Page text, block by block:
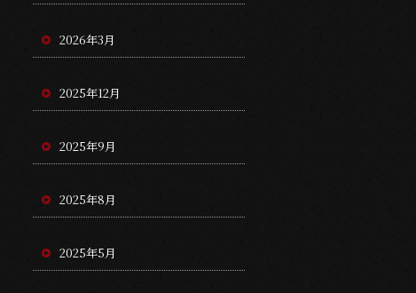
2026年3月
2025年12月
2025年9月
2025年8月
2025年5月